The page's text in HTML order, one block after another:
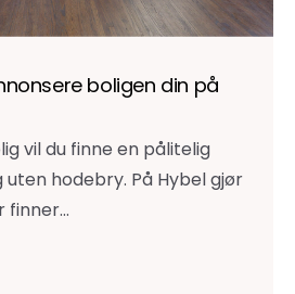
boligen din på
vil du finne en pålitelig
hodebry. På Hybel gjør
finner...